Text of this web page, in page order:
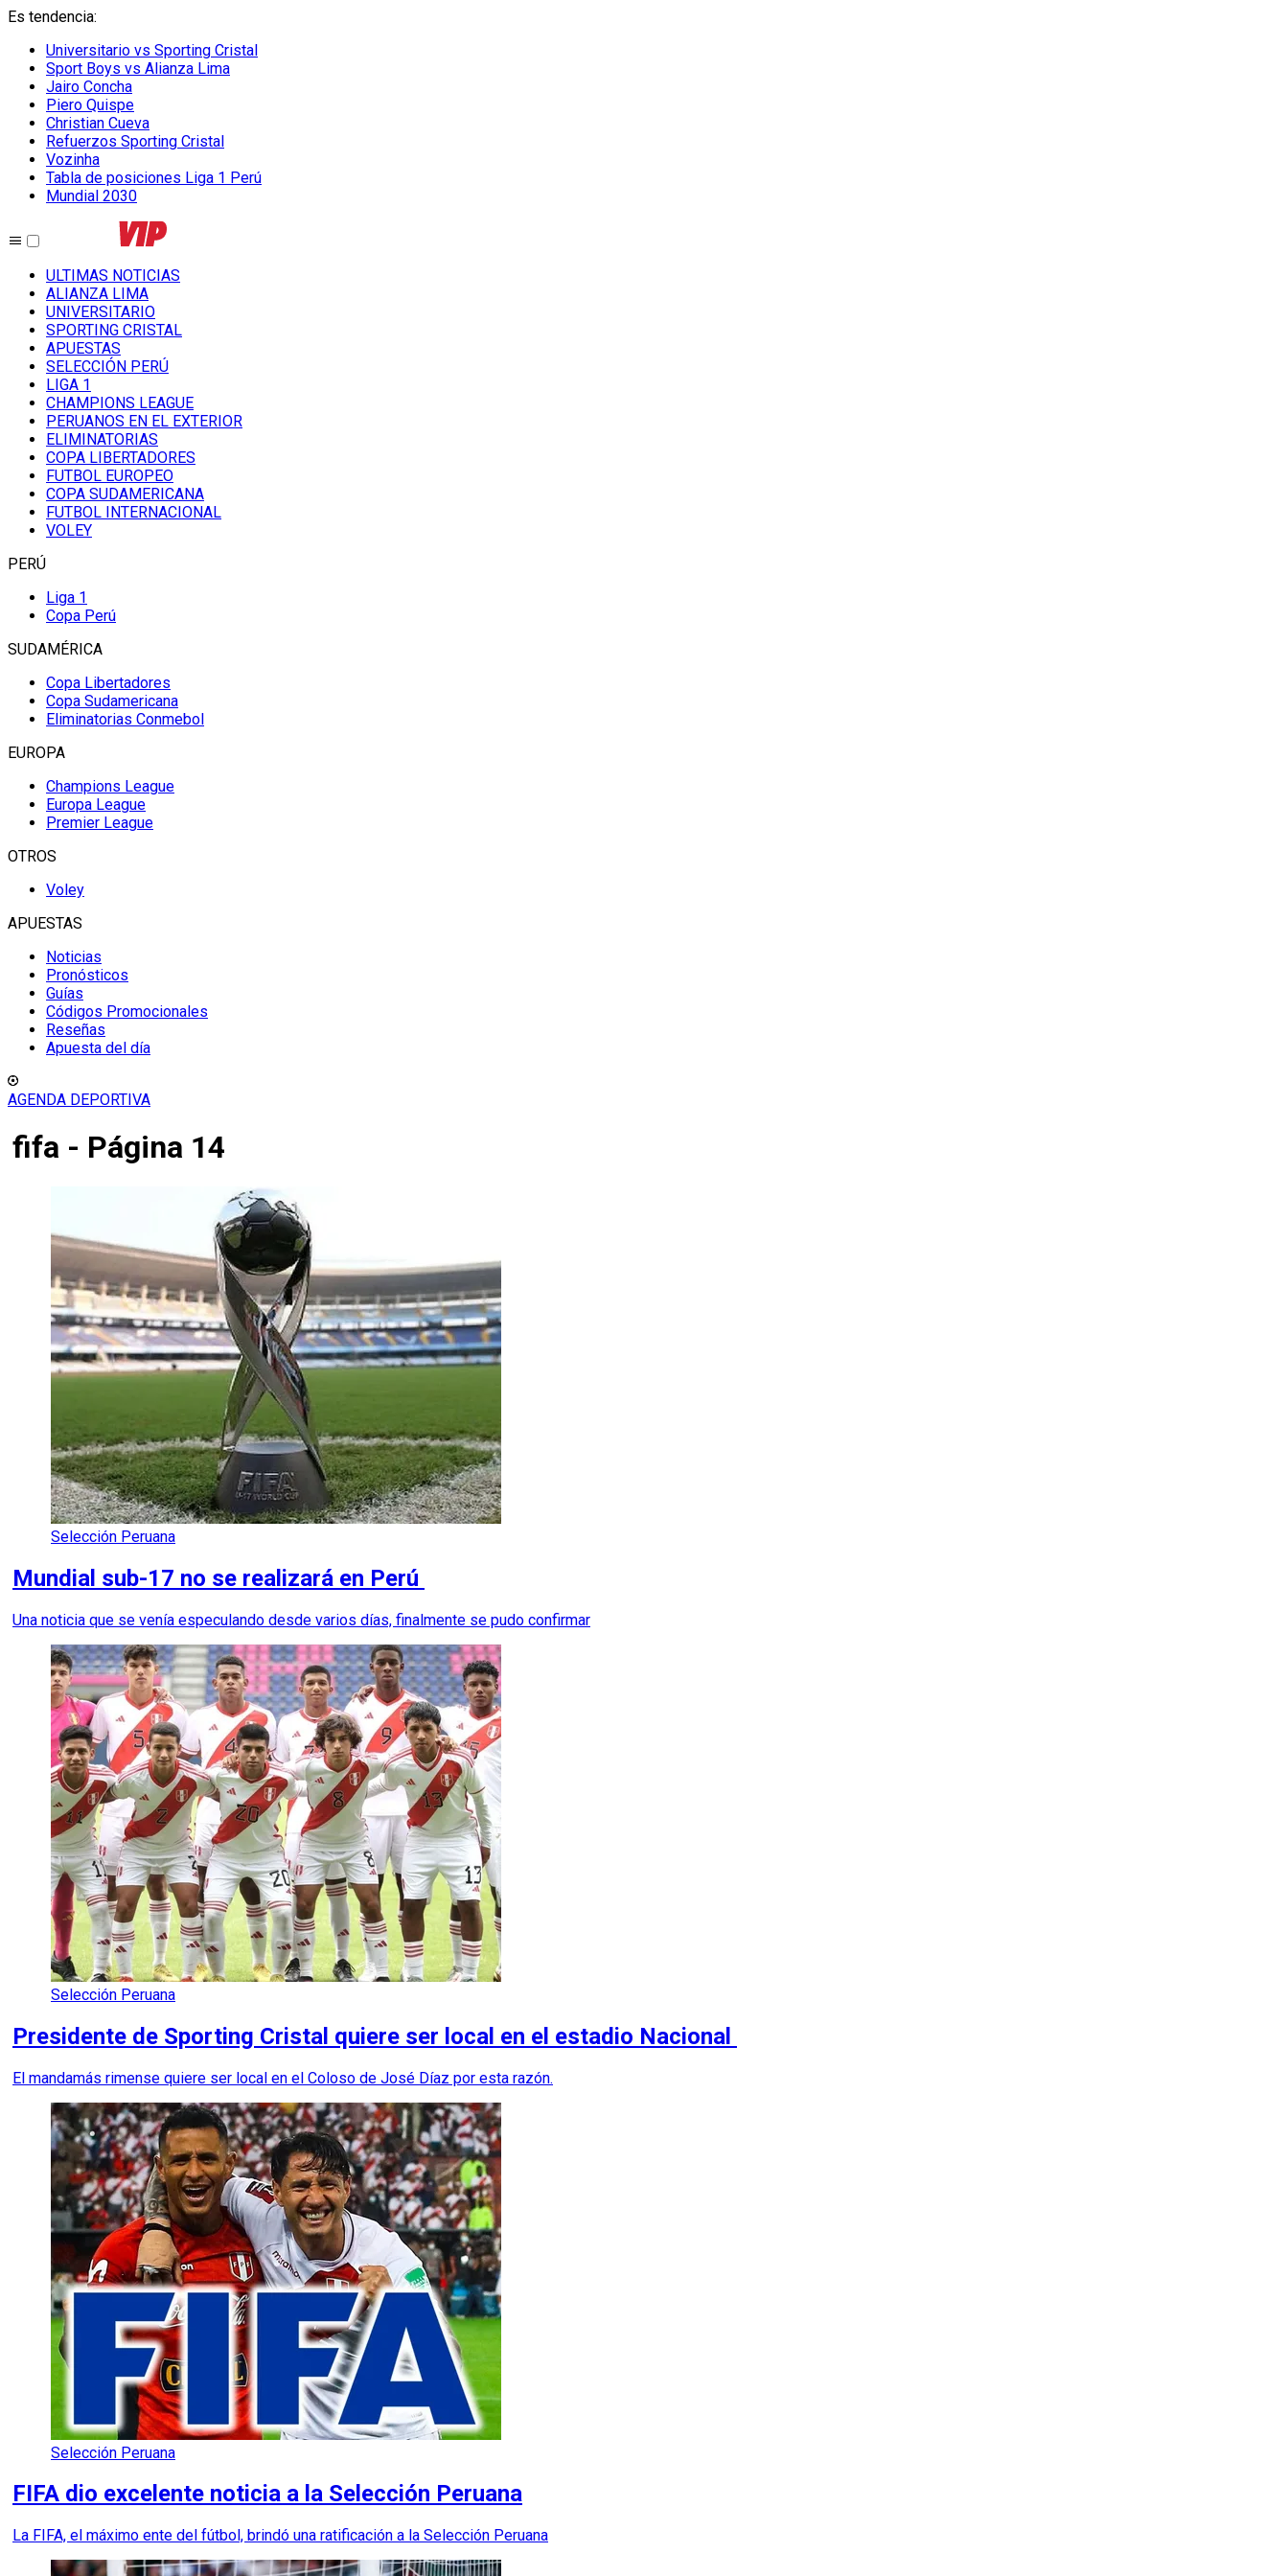
Es tendencia:
Universitario vs Sporting Cristal
Sport Boys vs Alianza Lima
Jairo Concha
Piero Quispe
Christian Cueva
Refuerzos Sporting Cristal
Vozinha
Tabla de posiciones Liga 1 Perú
Mundial 2030
ULTIMAS NOTICIAS
ALIANZA LIMA
UNIVERSITARIO
SPORTING CRISTAL
APUESTAS
SELECCIÓN PERÚ
LIGA 1
CHAMPIONS LEAGUE
PERUANOS EN EL EXTERIOR
ELIMINATORIAS
COPA LIBERTADORES
FUTBOL EUROPEO
COPA SUDAMERICANA
FUTBOL INTERNACIONAL
VOLEY
PERÚ
Liga 1
Copa Perú
SUDAMÉRICA
Copa Libertadores
Copa Sudamericana
Eliminatorias Conmebol
EUROPA
Champions League
Europa League
Premier League
OTROS
Voley
APUESTAS
Noticias
Pronósticos
Guías
Códigos Promocionales
Reseñas
Apuesta del día
AGENDA DEPORTIVA
fifa - Página 14
Selección Peruana
Mundial sub-17 no se realizará en Perú
Una noticia que se venía especulando desde varios días, finalmente se pudo confirmar
Selección Peruana
Presidente de Sporting Cristal quiere ser local en el estadio Nacional
El mandamás rimense quiere ser local en el Coloso de José Díaz por esta razón.
Selección Peruana
FIFA dio excelente noticia a la Selección Peruana
La FIFA, el máximo ente del fútbol, brindó una ratificación a la Selección Peruana